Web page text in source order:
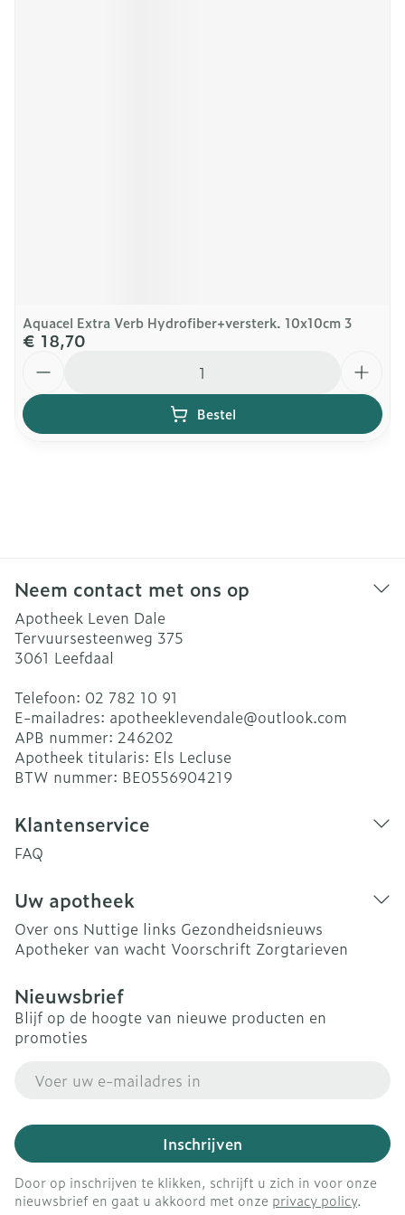
Aquacel Extra Verb Hydrofiber+versterk. 10x10cm 3
€ 18,70
Bestel
Neem contact met ons op
Apotheek Leven Dale
Tervuursesteenweg 375
3061 Leefdaal
Telefoon: 02 782 10 91
E-mailadres: apotheeklevendale@outlook.com
APB nummer: 246202
Apotheek titularis: Els Lecluse
BTW nummer: BE0556904219
Klantenservice
FAQ
Uw apotheek
Over ons Nuttige links Gezondheidsnieuws
Apotheker van wacht Voorschrift Zorgtarieven
Nieuwsbrief
Blijf op de hoogte van nieuwe producten en
promoties
Inschrijven
Door op inschrijven te klikken, schrijft u zich in voor onze
nieuwsbrief en gaat u akkoord met onze privacy policy.